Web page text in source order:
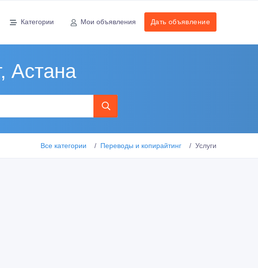
Категории Мои объявления Дать объявление
Астана
Все категории Переводы и копирайтинг Услуги